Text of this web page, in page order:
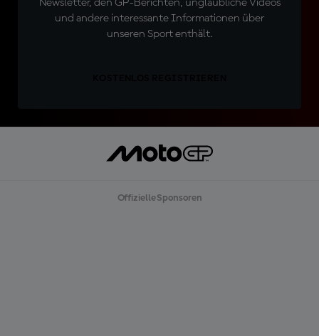
Newsletter, den GP-Berichten, unglaubliche Videos
und andere interessante Informationen über
unseren Sport enthält.
Offizielle Sponsoren